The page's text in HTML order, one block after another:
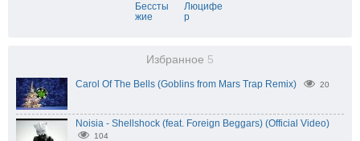
Бессты
жие
Люцифе
р
Избранное 5
Carol Of The Bells (Goblins from Mars Trap Remix) 20
Noisia - Shellshock (feat. Foreign Beggars) (Official Video)
104